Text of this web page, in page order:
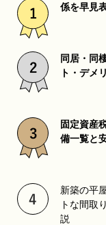
係を早見
同居・同
ト・デメ
固定資産
備一覧と
新築の平
トな間取
説